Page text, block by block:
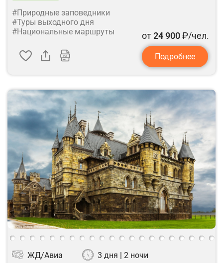
#Природные заповедники
#Туры выходного дня
#Национальные маршруты
от24 900₽/чел.
Подробнее
ЖД/Авиа 3 дня | 2 ночи